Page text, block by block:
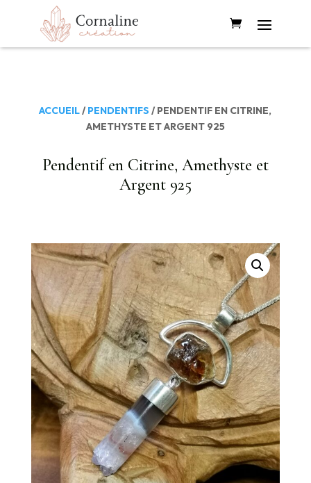
ACCUEIL/ PENDENTIFS / PENDENTIF EN CITRINE,
AMETHYSTE ET ARGENT 925
Pendentif en Citrine, Amethyste et
Argent 925